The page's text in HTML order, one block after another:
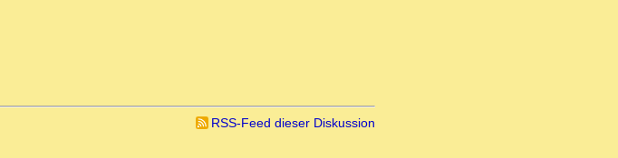
RSS-Feed dieser Diskussion